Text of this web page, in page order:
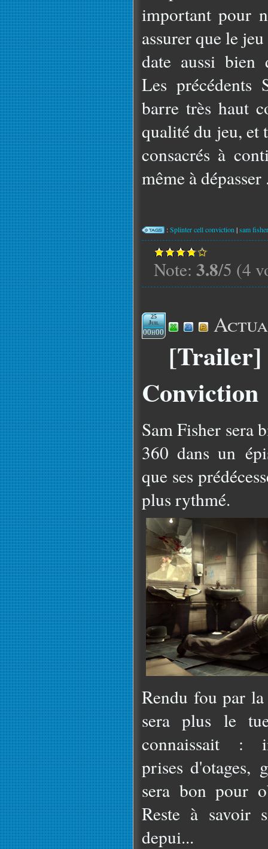
important pour
assurer que le
date aussi bien
Les
barre très haut
qualité du jeu, et
consacrés à
même à dépasser
:Splinter cell conviction |sam fisher
Note: 3.8/5 (4
25
Juil
00h00
[Trailer]
Conviction
Sam Fisher sera
360 dans un
que ses
plus rythmé.
Rendu fou par
sera plus le
connaissait :
prises d'otages,
sera bon pour
Reste à savoir
depui...